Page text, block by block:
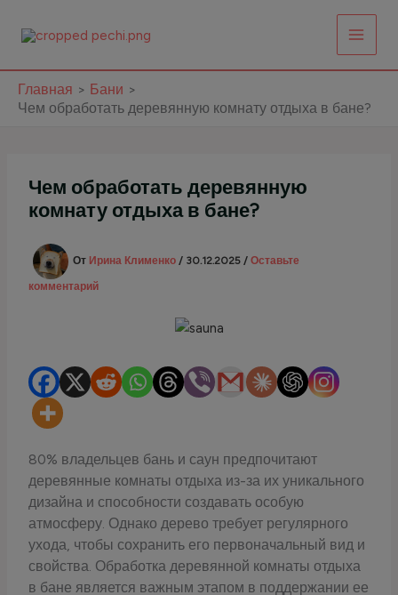
Главная
Бани
Чем обработать деревянную комнату отдыха в бане?
Чем обработать деревянную
комнату отдыха в бане?
От Ирина Клименко/ 30.12.2025/Оставьте
комментарий
80% владельцев бань и саун предпочитают
деревянные комнаты отдыха из-за их уникального
дизайна и способности создавать особую
атмосферу. Однако дерево требует регулярного
ухода, чтобы сохранить его первоначальный вид и
свойства. Обработка деревянной комнаты отдыха
в бане является важным этапом в поддержании ее